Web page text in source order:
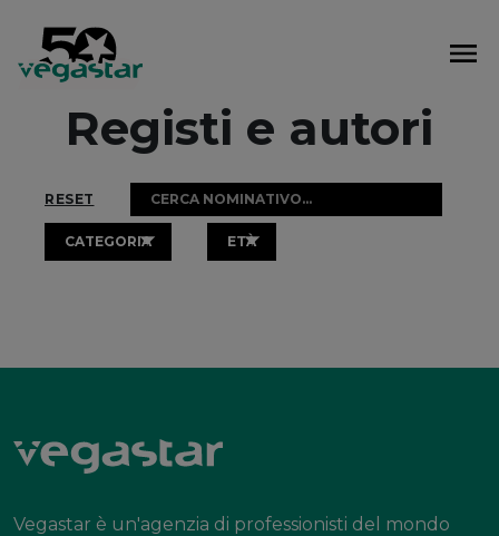
contenuto
Registi e autori
RESET
CATEGORIA ETÀ
Vegastar è un'agenzia di professionisti del mondo